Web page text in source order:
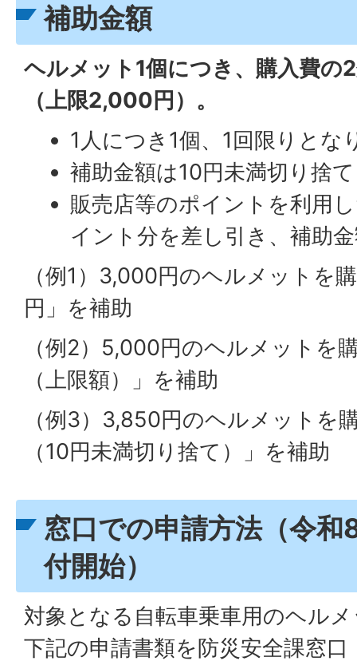
補助金額
ヘルメット1個につき、購入費の
（上限2,000円）。
1人につき1個、1回限りとな
補助金額は10円未満切り捨
販売店等のポイントを利用
イント分を差し引き、補助
（例1）3,000円のヘルメットを
円」を補助
（例2）5,000円のヘルメットを
（上限額）」を補助
（例3）3,850円のヘルメットを
（10円未満切り捨て）」を補助
窓口での申請方法（令
付開始）
対象となる自転車乗車用のヘル
下記の申請書類を防災安全課窓